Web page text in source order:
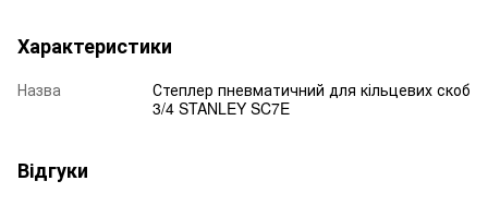
Характеристики
Назва
Степлер пневматичний для кільцевих скоб
3/4 STANLEY SC7E
Відгуки